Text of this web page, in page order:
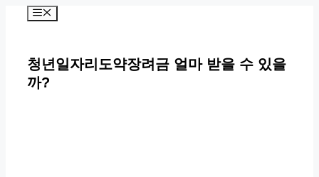
메
청년일자리도약장려금 얼마 받을 수 있을
까?